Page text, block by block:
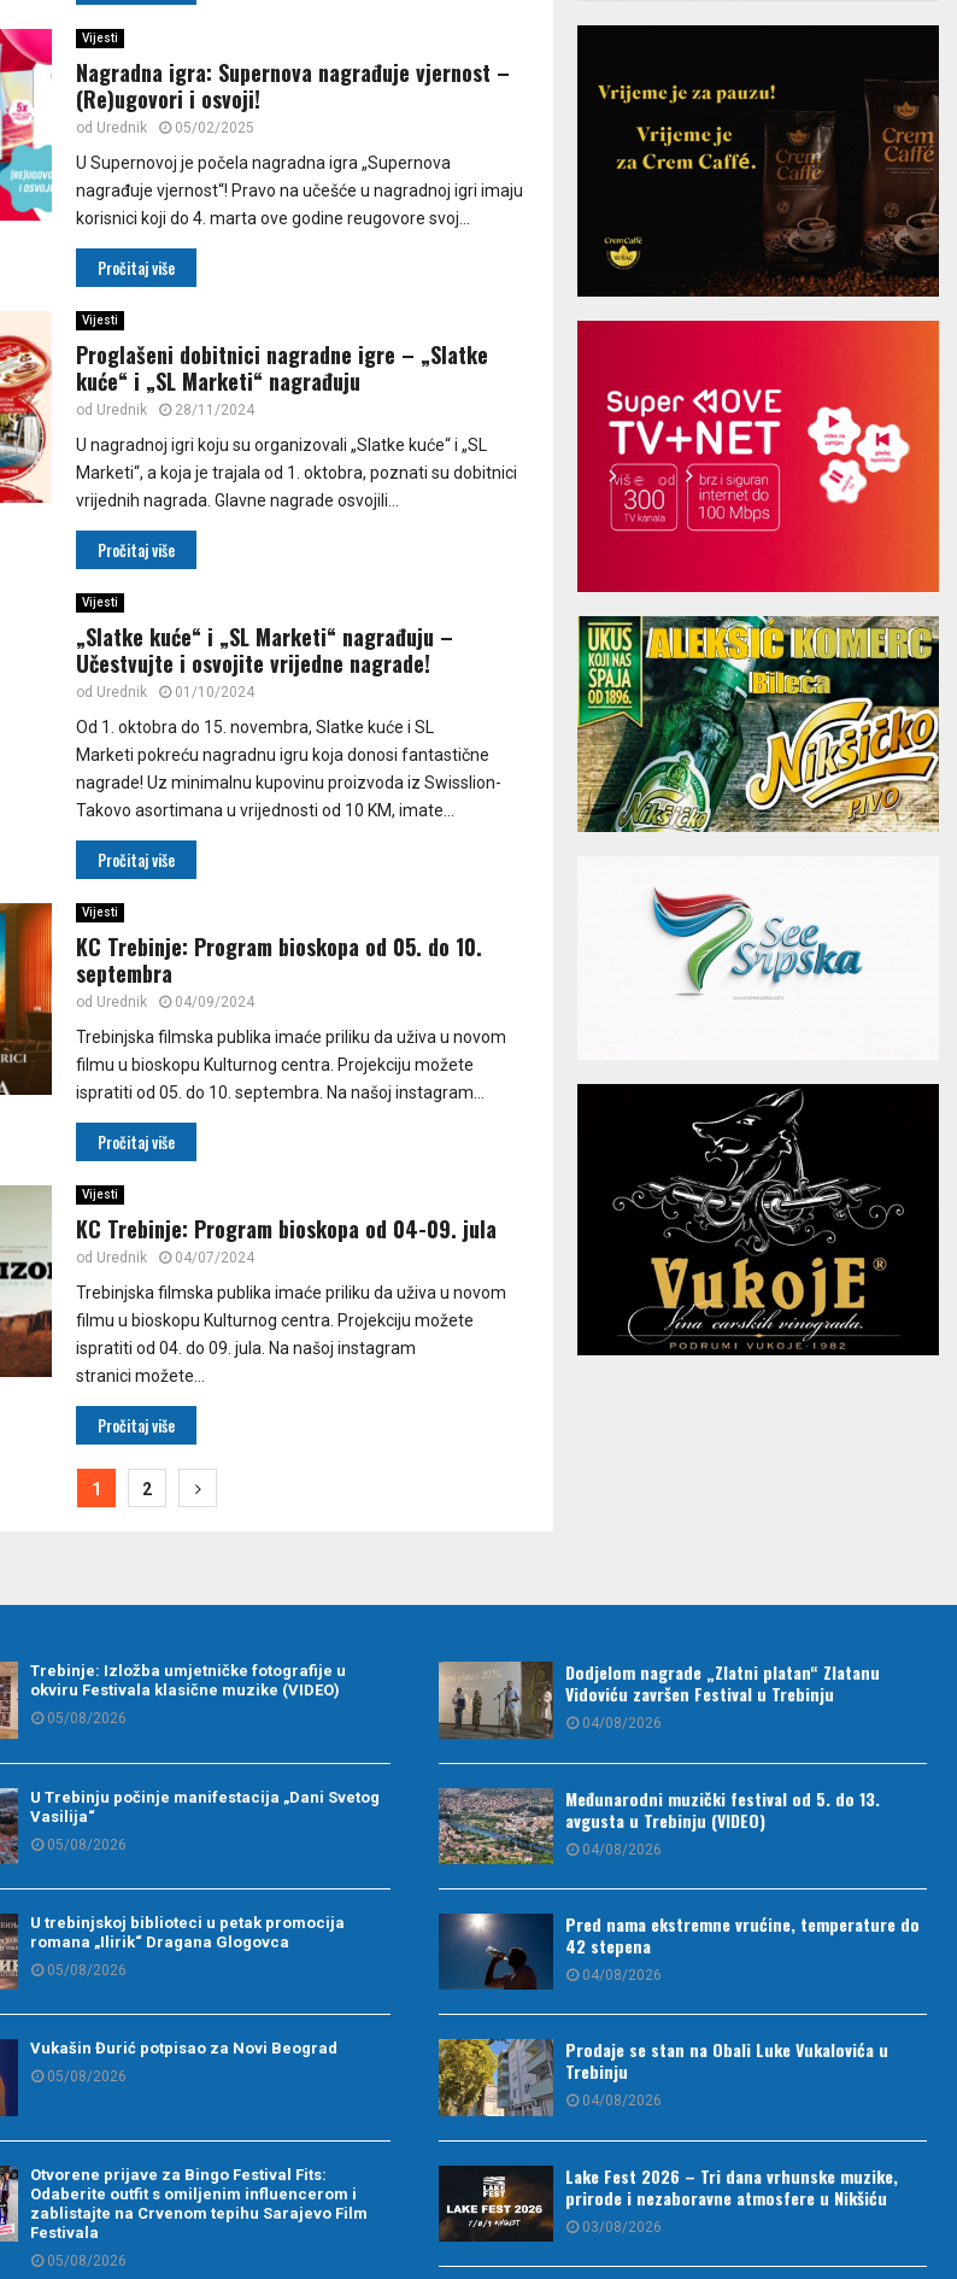
Vijesti
Nagradna igra: Supernova nagrađuje vjernost –
(Re)ugovori i osvoji!
od Urednik 05/02/2025
U Supernovoj je počela nagradna igra „Supernova
nagrađuje vjernost“! Pravo na učešće u nagradnoj igri imaju
korisnici koji do 4. marta ove godine reugovore svoj...
Pročitaj više
Vijesti
Proglašeni dobitnici nagradne igre – „Slatke
kuće“ i „SL Marketi“ nagrađuju
od Urednik 28/11/2024
U nagradnoj igri koju su organizovali „Slatke kuće“ i „SL
Marketi“, a koja je trajala od 1. oktobra, poznati su dobitnici
vrijednih nagrada. Glavne nagrade osvojili...
Pročitaj više
Vijesti
„Slatke kuće“ i „SL Marketi“ nagrađuju –
Učestvujte i osvojite vrijedne nagrade!
od Urednik 01/10/2024
Od 1. oktobra do 15. novembra, Slatke kuće i SL
Marketi pokreću nagradnu igru koja donosi fantastične
nagrade! Uz minimalnu kupovinu proizvoda iz Swisslion-
Takovo asortimana u vrijednosti od 10 KM, imate...
Pročitaj više
Vijesti
KC Trebinje: Program bioskopa od 05. do 10.
septembra
od Urednik 04/09/2024
Trebinjska filmska publika imaće priliku da uživa u novom
filmu u bioskopu Kulturnog centra. Projekciju možete
ispratiti od 05. do 10. septembra. Na našoj instagram...
Pročitaj više
Vijesti
KC Trebinje: Program bioskopa od 04-09. jula
od Urednik 04/07/2024
Trebinjska filmska publika imaće priliku da uživa u novom
filmu u bioskopu Kulturnog centra. Projekciju možete
ispratiti od 04. do 09. jula. Na našoj instagram
stranici možete...
Pročitaj više
1 2
Trebinje: Izložba umjetničke fotografije u
okviru Festivala klasične muzike (VIDEO)
05/08/2026
U Trebinju počinje manifestacija „Dani Svetog
Vasilija“
05/08/2026
U trebinjskoj biblioteci u petak promocija
romana „Ilirik“ Dragana Glogovca
05/08/2026
Vukašin Đurić potpisao za Novi Beograd
05/08/2026
Otvorene prijave za Bingo Festival Fits:
Odaberite outfit s omiljenim influencerom i
zablistajte na Crvenom tepihu Sarajevo Film
Festivala
05/08/2026
Dodjelom nagrade „Zlatni platan“ Zlatanu
Vidoviću završen Festival u Trebinju
04/08/2026
Međunarodni muzički festival od 5. do 13.
avgusta u Trebinju (VIDEO)
04/08/2026
Pred nama ekstremne vrućine, temperature do
42 stepena
04/08/2026
Prodaje se stan na Obali Luke Vukalovića u
Trebinju
04/08/2026
Lake Fest 2026 – Tri dana vrhunske muzike,
prirode i nezaboravne atmosfere u Nikšiću
03/08/2026